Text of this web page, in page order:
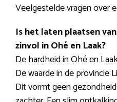
Veelgestelde vragen over
Is het laten plaatsen
zinvol in Ohé en Laak?
De hardheid in Ohé en
De waarde in de provincie
Dit vormt geen